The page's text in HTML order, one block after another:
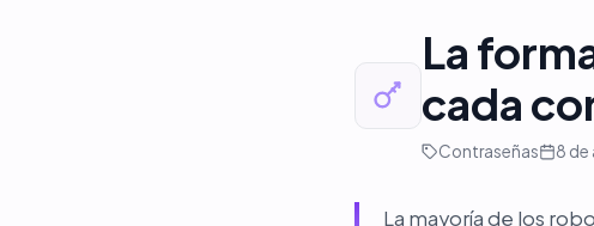
La
cada
Contraseñas 8 de
La mayoría de los